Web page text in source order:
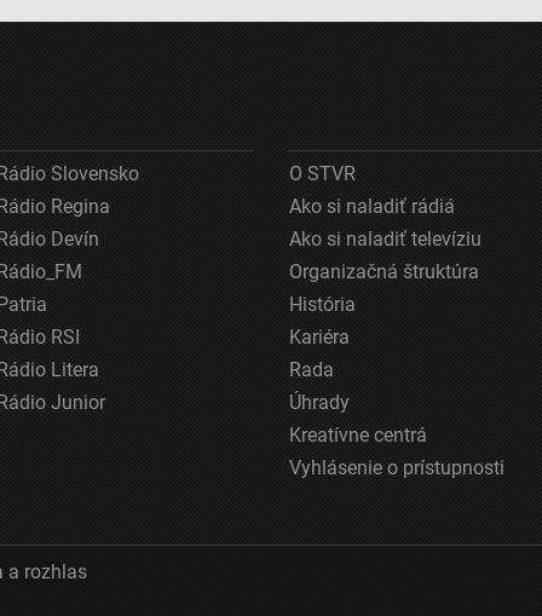
Slovensko
Regina
Devín
RSI
Litera
Junior
O STVR
Ako si naladiť rádiá
Ako si naladiť televíziu
Organizačná štruktúra
História
Kariéra
Rada
Úhrady
Kreatívne centrá
Vyhlásenie o prístupnosti
a rozhlas